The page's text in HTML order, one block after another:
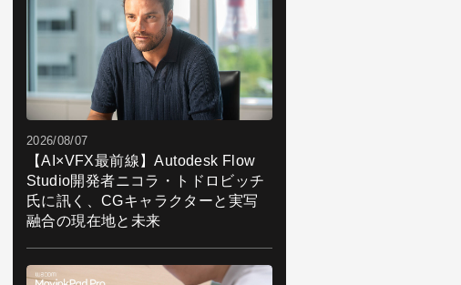
2026/08/07
【AI×VFX最前線】Autodesk Flow
Studio開発者ニコラ・トドロビッチ
氏に訊く、CGキャラクターと実写
融合の現在地と未来